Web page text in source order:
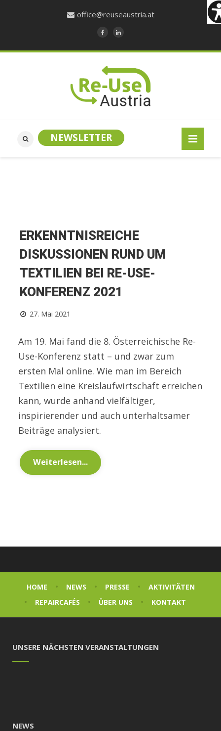
office@reuseaustria.at
NEWSLETTER
ERKENNTNISREICHE
DISKUSSIONEN RUND UM
TEXTILIEN BEI RE-USE-
KONFERENZ 2021
27. Mai 2021
Am 19. Mai fand die 8. Österreichische Re-
Use-Konferenz statt – und zwar zum
ersten Mal online. Wie man im Bereich
Textilien eine Kreislaufwirtschaft erreichen
kann, wurde anhand vielfältiger,
inspirierender und auch unterhaltsamer
Beiträge analysiert.
Weiterlesen...
HOME NEWS PRESSE
AKTIVITÄTEN
REPAIRCAFÉS
ÜBER UNS KONTAKT
UNSERE NÄCHSTEN VERANSTALTUNGEN
NEWS